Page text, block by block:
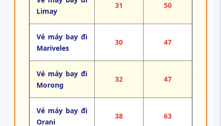
Limay
31 50
Vé máy bay đi
Mariveles
30 47
Vé máy bay đi
Morong
32 47
Vé máy bay đi
Orani
38 63